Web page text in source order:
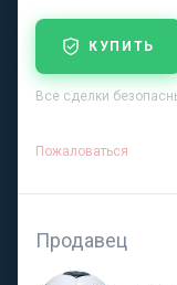
КУПИТЬ
Все сделки
Пожаловаться
Продавец